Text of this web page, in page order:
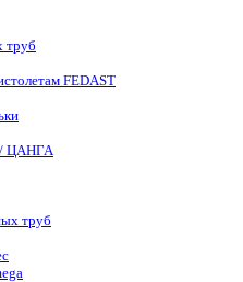
труб
FEDAST
ЦАНГА
труб